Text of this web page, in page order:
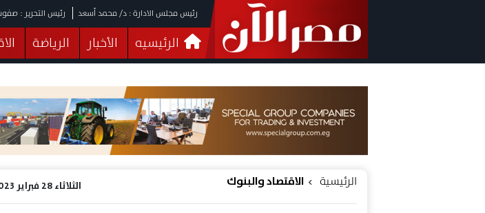
رئيس مجلس الادارة : د/ محمد أسعد رئيس التحرير :
الرئيسيه الأخبار الرياضة
فيديوهات
البرلمان صحة
الثلاثاء 28 فبراير 2023 | 07:30 م الرئيسية الاقتصاد والبنوك